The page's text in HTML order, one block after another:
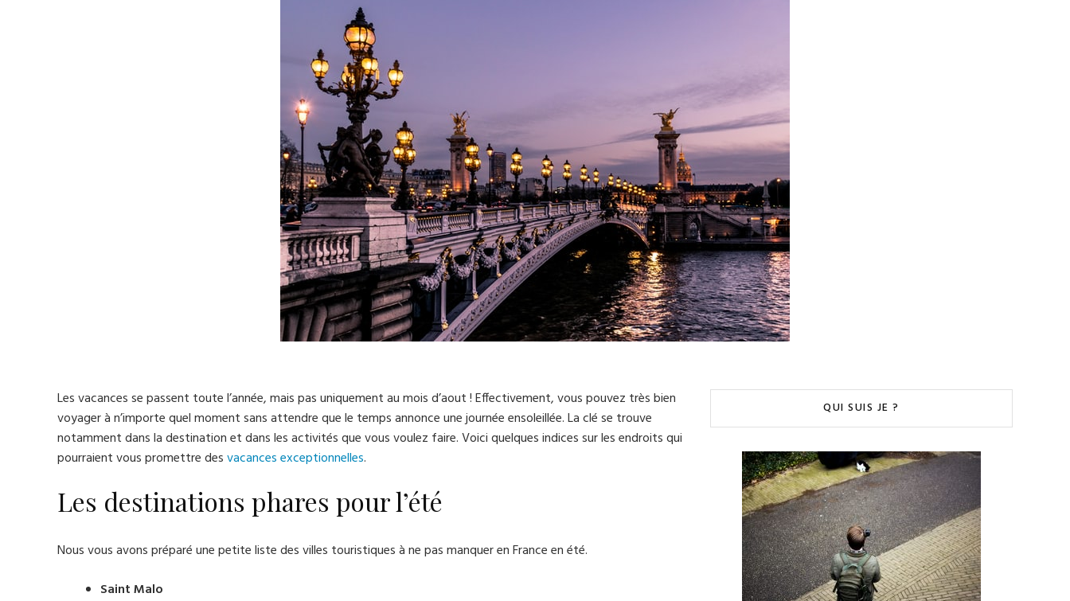
Les vacances se passent toute l’année, mais pas uniquement au mois d’aout ! Effectivement, vous pouvez très bien
voyager à n’importe quel moment sans attendre que le temps annonce une journée ensoleillée. La clé se trouve
notamment dans la destination et dans les activités que vous voulez faire. Voici quelques indices sur les endroits qui
pourraient vous promettre desvacances exceptionnelles.
Les destinations phares pour l’été
Nous vous avons préparé une petite liste des villes touristiques à ne pas manquer en France en été.
Saint Malo
QUI SUIS JE ?